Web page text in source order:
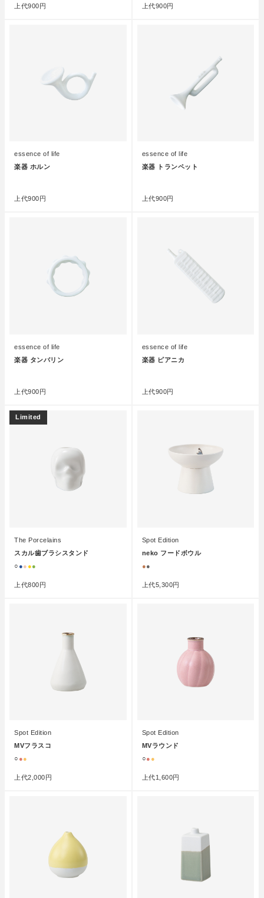
上代900円 上代900円
essence of life
楽器 ホルン
上代900円
essence of life
楽器 トランペット
上代900円
essence of life
楽器 タンバリン
上代900円
essence of life
楽器 ピアニカ
上代900円
The Porcelains
スカル歯ブラシスタンド
○ ●● ●●
上代800円
Limited
Spot Edition
neko フードボウル
●●
上代5,300円
Spot Edition
MVフラスコ
○ ●●
上代2,000円
Spot Edition
MVラウンド
○● ●
上代1,600円